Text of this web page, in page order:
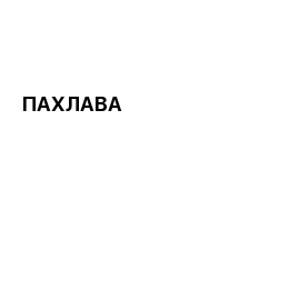
ПАХЛАВА